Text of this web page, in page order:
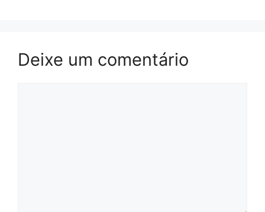
Deixe um comentário